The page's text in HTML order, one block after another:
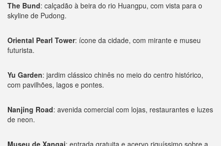
The Bund: calçadão à beira do rio Huangpu, com vista para o
skyline de Pudong.
Oriental Pearl Tower: ícone da cidade, com mirante e museu
futurista.
Yu Garden: jardim clássico chinês no meio do centro histórico,
com pavilhões, lagos e pontes.
Nanjing Road: avenida comercial com lojas, restaurantes e luzes
de neon.
Museu de Xangai: entrada gratuita e acervo riquíssimo sobre a